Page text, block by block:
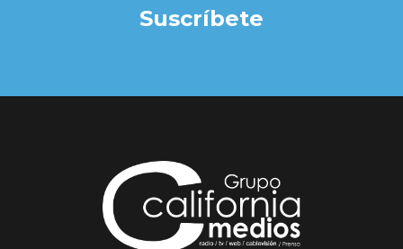
Suscríbete